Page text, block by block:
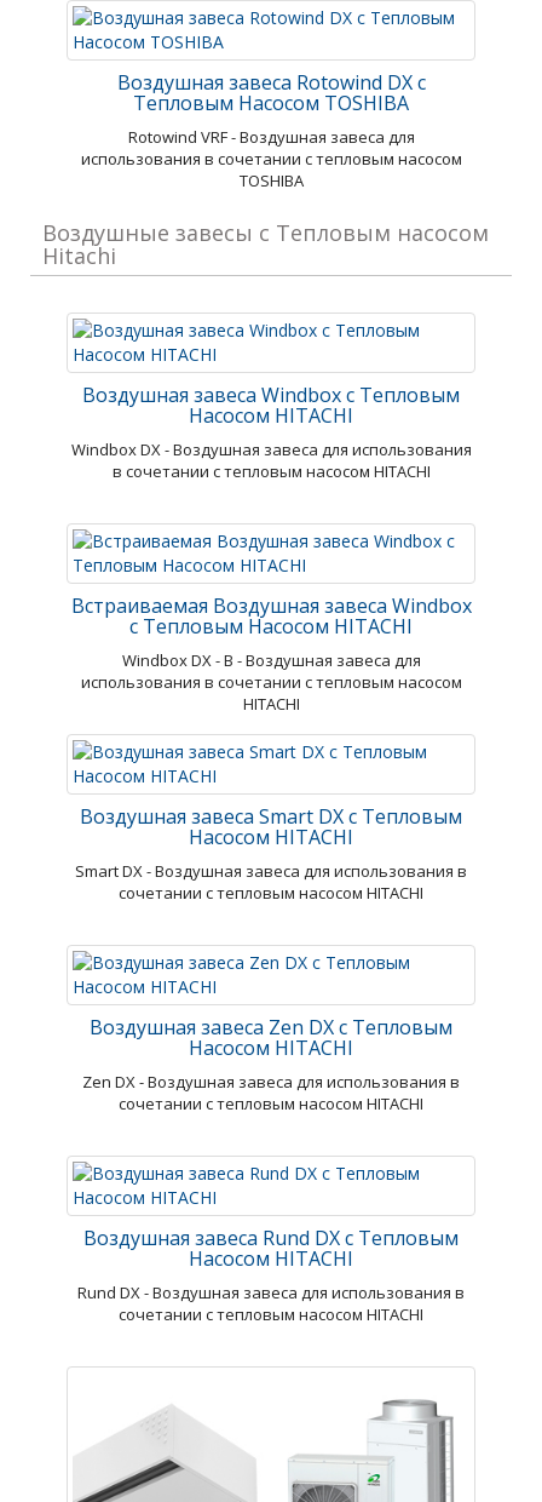
Воздушная завеса Rotowind DX с
Тепловым Насосом TOSHIBA
Rotowind VRF - Воздушная завеса для
использования в сочетании с тепловым насосом
TOSHIBA
Воздушные завесы с Тепловым насосом
Hitachi
Воздушная завеса Windbox с Тепловым
Насосом HITACHI
Windbox DX - Воздушная завеса для использования
в сочетании с тепловым насосом HITACHI
Встраиваемая Воздушная завеса Windbox
с Тепловым Насосом HITACHI
Windbox DX - В - Воздушная завеса для
использования в сочетании с тепловым насосом
HITACHI
Воздушная завеса Smart DX с Тепловым
Насосом HITACHI
Smart DX - Воздушная завеса для использования в
сочетании с тепловым насосом HITACHI
Воздушная завеса Zen DX с Тепловым
Насосом HITACHI
Zen DX - Воздушная завеса для использования в
сочетании с тепловым насосом HITACHI
Воздушная завеса Rund DX с Тепловым
Насосом HITACHI
Rund DX - Воздушная завеса для использования в
сочетании с тепловым насосом HITACHI